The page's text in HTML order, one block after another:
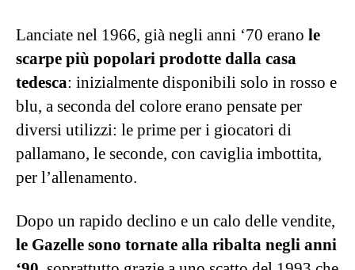
Lanciate nel 1966, già negli anni ‘70 erano le
scarpe più popolari prodotte dalla casa
tedesca: inizialmente disponibili solo in rosso e
blu, a seconda del colore erano pensate per
diversi utilizzi: le prime per i giocatori di
pallamano, le seconde, con caviglia imbottita,
per l’allenamento.
Dopo un rapido declino e un calo delle vendite,
le Gazelle sono tornate alla ribalta negli anni